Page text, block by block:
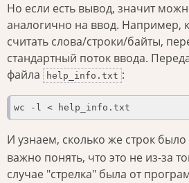
Но если есть вывод, значит
аналогично на ввод. Например,
считать слова/строки/байты,
стандартный поток ввода.
файла
help_info.txt :
wc -l < help_info.txt
И узнаем, сколько же строк
важно понять, что это не из-за
случае "стрелка" была от